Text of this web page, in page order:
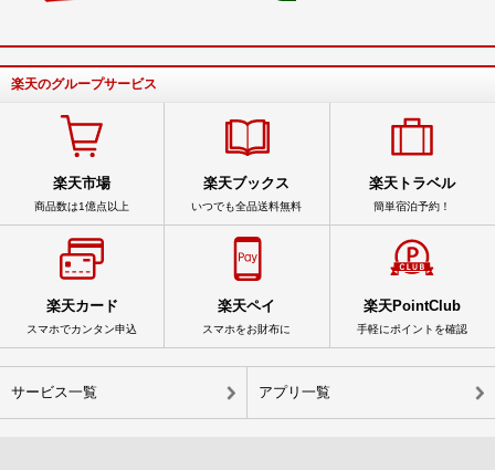
楽天のグループサービス
楽天市場
商品数は1億点以上
楽天ブックス
いつでも全品送料無料
楽天トラベル
簡単宿泊予約！
楽天カード
スマホでカンタン申込
楽天ペイ
スマホをお財布に
楽天PointClub
手軽にポイントを確認
サービス一覧 アプリ一覧